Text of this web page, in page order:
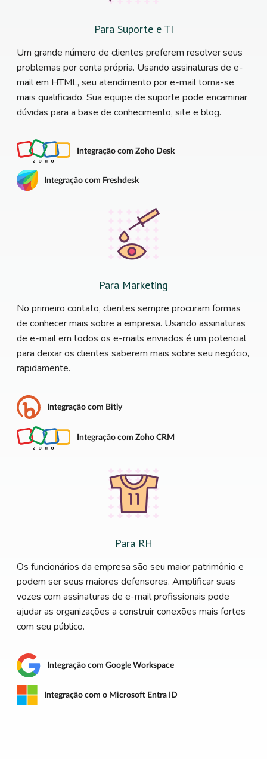
Para Suporte e TI
Um grande número de clientes preferem resolver seus
problemas por conta própria. Usando assinaturas de e-
mail em HTML, seu atendimento por e-mail torna-se
mais qualificado. Sua equipe de suporte pode encaminar
dúvidas para a base de conhecimento, site e blog.
Integração com Zoho Desk
Integração com Freshdesk
Para Marketing
No primeiro contato, clientes sempre procuram formas
de conhecer mais sobre a empresa. Usando assinaturas
de e-mail em todos os e-mails enviados é um potencial
para deixar os clientes saberem mais sobre seu negócio,
rapidamente.
Integração com Bitly
Integração com Zoho CRM
Para RH
Os funcionários da empresa são seu maior patrimônio e
podem ser seus maiores defensores. Amplificar suas
vozes com assinaturas de e-mail profissionais pode
ajudar as organizações a construir conexões mais fortes
com seu público.
Integração com Google Workspace
Integração com o Microsoft Entra ID